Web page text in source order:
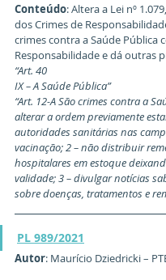
Conteúdo: Altera a Lei nº
dos Crimes de
crimes contra a Saúde Pública
Responsabilidade e dá outras
“Art. 40
IX – A Saúde Pública”
“Art. 12-A São crimes contra a
alterar a ordem previamente
autoridades sanitárias nas
vacinação; 2 – não distribuir
hospitalares em estoque
validade; 3 – divulgar notícias
sobre doenças, tratamentos e
PL 989/2021
Autor: Maurício Dziedricki –